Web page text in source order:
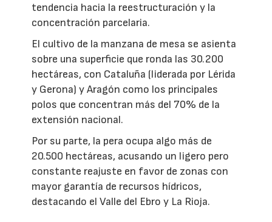
tendencia hacia la reestructuración y la
concentración parcelaria.
El cultivo de la manzana de mesa se asienta
sobre una superficie que ronda las 30.200
hectáreas, con Cataluña (liderada por Lérida
y Gerona) y Aragón como los principales
polos que concentran más del 70% de la
extensión nacional.
Por su parte, la pera ocupa algo más de
20.500 hectáreas, acusando un ligero pero
constante reajuste en favor de zonas con
mayor garantía de recursos hídricos,
destacando el Valle del Ebro y La Rioja.